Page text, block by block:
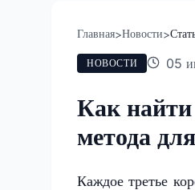
Главная>Новости>
НОВОСТИ 05
Как найти
метода
Каждое третье